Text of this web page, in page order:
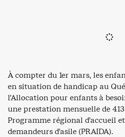
À compter du 1er mars, les
en situation de handicap au
l’Allocation pour enfants à
une prestation mensuelle de
Programme régional d’accueil
demandeurs d’asile (PRAIDA).